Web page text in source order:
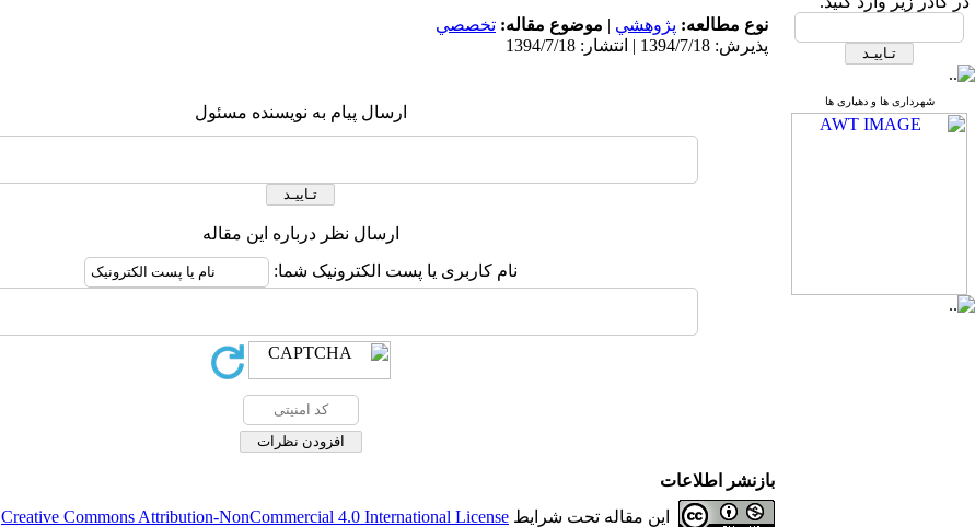
شهرداری ها و دهیاری ها
نوع مطالعه: پژوهشي | موضوع مقاله: تخصصي
پذیرش: 1394/7/18 | انتشار: 1394/7/18
ارسال پیام به نویسنده مسئول
ارسال نظر درباره این مقاله
نام کاربری یا پست الکترونیک شما:
بازنشر اطلاعات
این مقاله تحت شرایط Creative Commons Attribution-NonCommercial 4.0 International License